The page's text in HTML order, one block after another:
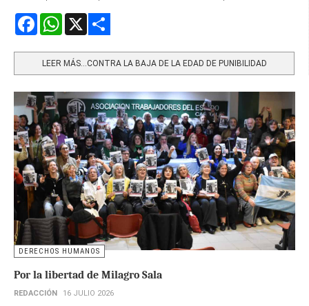
FacebookWhatsApp
LEER MÁS…CONTRA LA BAJA DE LA EDAD DE PUNIBILIDAD
DERECHOS HUMANOS
Por la libertad de Milagro Sala
REDACCIÓN 16 JULIO 2026